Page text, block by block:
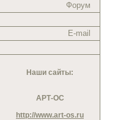
Форум
E-mail
Наши сайты:
АРТ-ОС
http://www.art-os.ru